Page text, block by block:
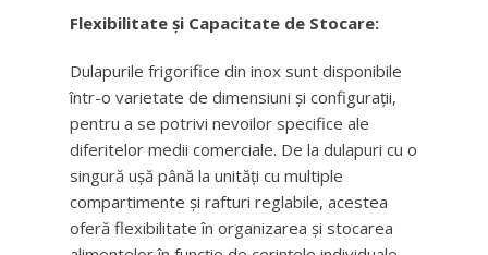
Flexibilitate și Capacitate de Stocare:
Dulapurile frigorifice din inox sunt disponibile
într-o varietate de dimensiuni și configurații,
pentru a se potrivi nevoilor specifice ale
diferitelor medii comerciale. De la dulapuri cu o
singură ușă până la unități cu multiple
compartimente și rafturi reglabile, acestea
oferă flexibilitate în organizarea și stocarea